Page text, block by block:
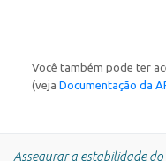
Você também pode ter
(veja Documentação da
Assegurar a estabilidade